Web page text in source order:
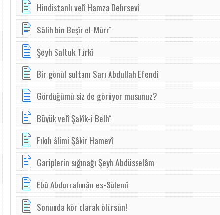
Hindistanlı velî Hamza Dehrsevî
Sâlih bin Beşîr el-Mürrî
Şeyh Saltuk Türkî
Bir gönül sultanı Sarı Abdullah Efendi
Gördüğümü siz de görüyor musunuz?
Büyük velî Şakîk-i Belhî
Fıkıh âlimi Şâkir Hamevî
Gariplerin sığınağı Şeyh Abdüsselâm
Ebû Abdurrahmân es-Sülemî
Sonunda kör olarak ölürsün!